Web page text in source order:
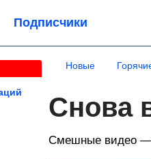
Подписчики
Новые
Снова
Смешные видео —